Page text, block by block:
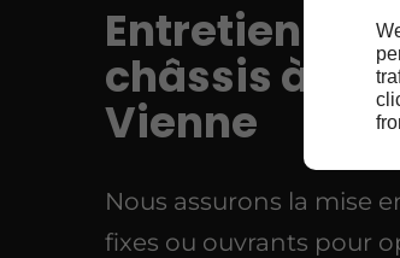
Entretien et
châssis à
Vienne
Nous assurons la mise
fixes ou ouvrants pour